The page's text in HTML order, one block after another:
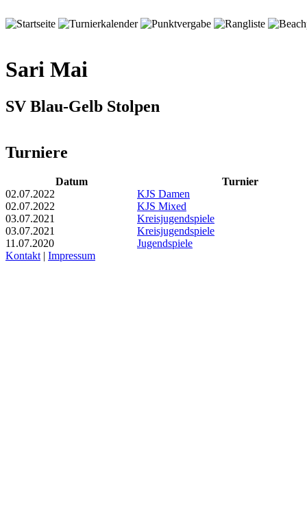
Sari Mai
SV Blau-Gelb Stolpen
Turniere
Datum
Turnier
02.07.2022
KJS Damen
02.07.2022
KJS Mixed
03.07.2021
Kreisjugendspiele
03.07.2021
Kreisjugendspiele
11.07.2020
Jugendspiele
Kontakt | Impressum